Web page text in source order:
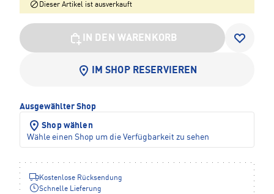
Dieser Artikel ist ausverkauft
IN DEN WARENKORB
IM SHOP RESERVIEREN
Ausgewählter Shop
Shop wählen
Wähle einen Shop um die Verfügbarkeit zu sehen
Kostenlose Rücksendung
Schnelle Lieferung